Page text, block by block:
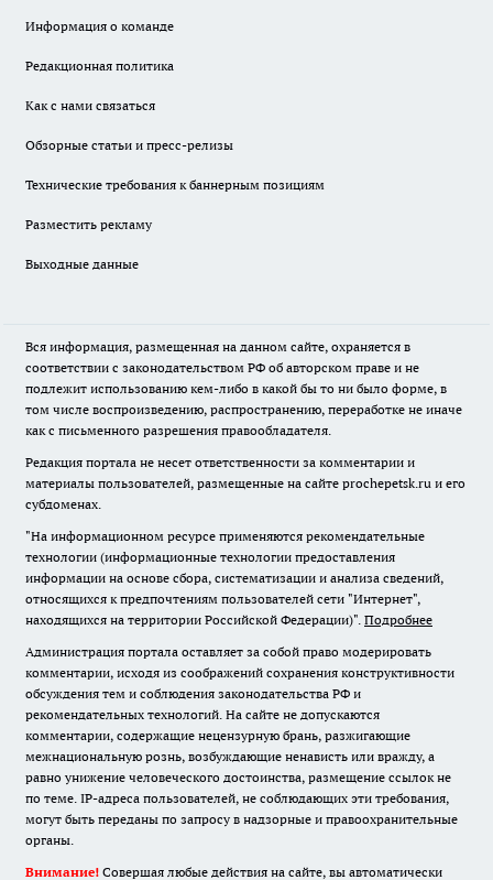
Информация о команде
Редакционная политика
Как с нами связаться
Обзорные статьи и пресс-релизы
Технические требования к баннерным позициям
Разместить рекламу
Выходные данные
Вся информация, размещенная на данном сайте, охраняется в
соответствии с законодательством РФ об авторском праве и не
подлежит использованию кем-либо в какой бы то ни было форме, в
том числе воспроизведению, распространению, переработке не иначе
как с письменного разрешения правообладателя.
Редакция портала не несет ответственности за комментарии и
материалы пользователей, размещенные на сайте prochepetsk.ru и его
субдоменах.
"На информационном ресурсе применяются рекомендательные
технологии (информационные технологии предоставления
информации на основе сбора, систематизации и анализа сведений,
относящихся к предпочтениям пользователей сети "Интернет",
находящихся на территории Российской Федерации)". Подробнее
Администрация портала оставляет за собой право модерировать
комментарии, исходя из соображений сохранения конструктивности
обсуждения тем и соблюдения законодательства РФ и
рекомендательных технологий. На сайте не допускаются
комментарии, содержащие нецензурную брань, разжигающие
межнациональную рознь, возбуждающие ненависть или вражду, а
равно унижение человеческого достоинства, размещение ссылок не
по теме. IP-адреса пользователей, не соблюдающих эти требования,
могут быть переданы по запросу в надзорные и правоохранительные
органы.
Внимание! Совершая любые действия на сайте, вы автоматически